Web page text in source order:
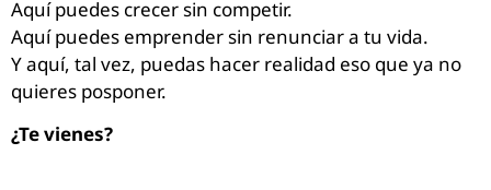
Aquí puedes crecer sin competir.
Aquí puedes emprender sin renunciar a tu vida.
Y aquí, tal vez, puedas hacer realidad eso que ya no
quieres posponer.
¿Te vienes?